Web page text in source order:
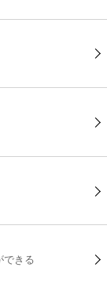
できる